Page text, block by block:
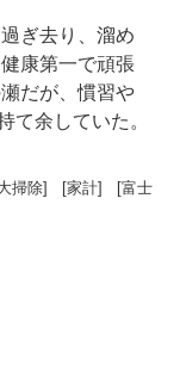
ぎ去り、溜め
康第一で頑張
だが、慣習や
て余していた。
掃除] [家計] [富士